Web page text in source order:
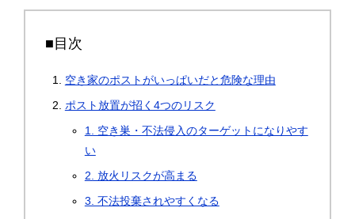
■目次
空き家のポストがいっぱいだと危険な理由
ポスト放置が招く4つのリスク
1. 空き巣・不法侵入のターゲットになりやす
い
2. 放火リスクが高まる
3. 不法投棄されやすくなる